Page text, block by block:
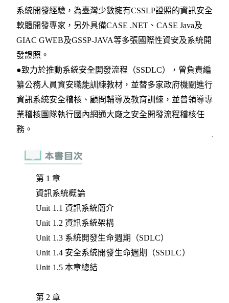
第 1 章
資訊系統概論
Unit 1.1 資訊系統簡介
Unit 1.2 資訊系統架構
Unit 1.3 系統開發生命週期（SDLC）
Unit 1.4 安全系統開發生命週期（SSDLC）
Unit 1.5 本章總結
第 2 章